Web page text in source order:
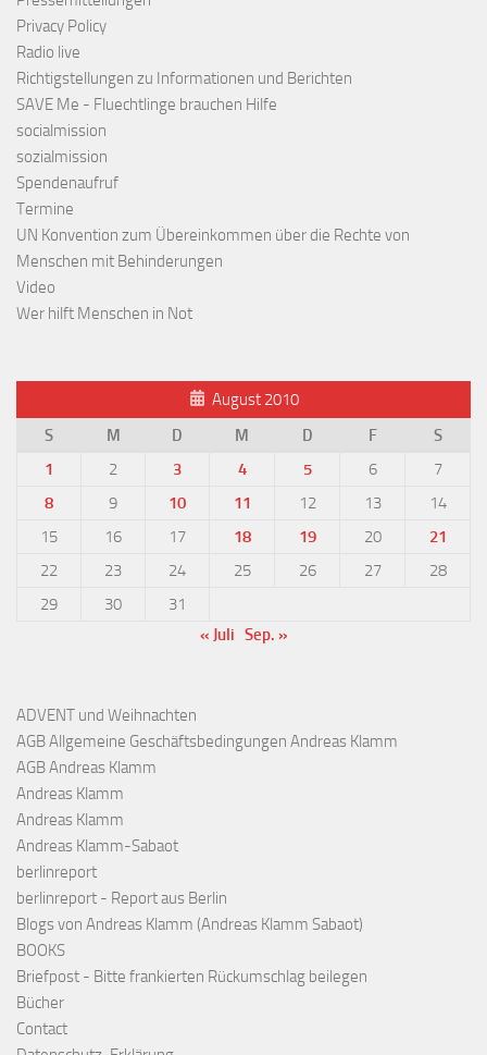
Privacy Policy
Radio live
Richtigstellungen zu Informationen und Berichten
SAVE Me - Fluechtlinge brauchen Hilfe
socialmission
sozialmission
Spendenaufruf
Termine
UN Konvention zum Übereinkommen über die Rechte von
Menschen mit Behinderungen
Video
Wer hilft Menschen in Not
August 2010
S
M D M D F
S
1
2 3 4 5 6
7
8
9 10 11 12 13
14
15
16 17 18 19 20
21
22
23 24 25 26 27
28
29
30
31
« Juli Sep. »
ADVENT und Weihnachten
AGB Allgemeine Geschäftsbedingungen Andreas Klamm
AGB Andreas Klamm
Andreas Klamm
Andreas Klamm
Andreas Klamm-Sabaot
berlinreport
berlinreport - Report aus Berlin
Blogs von Andreas Klamm (Andreas Klamm Sabaot)
BOOKS
Briefpost - Bitte frankierten Rückumschlag beilegen
Bücher
Contact